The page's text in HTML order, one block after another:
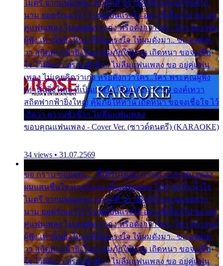
ไมตรี จากแฟนเพลง ทุกทุกที่ ปราณีหลั่งไหล ผมขอฝาก
นาม ยอดรักเอาไว้ โปรดเป็นแรงใจ อย่างนี้เรื่อยไป ขอ อยู่
คู่แฟนเพลง ไม่เคยคิดว่าเก่ง หรือดังกว่าใคร..ใคร พระคุณ
ผู้ฟัง เท่านั้นยิ่งใหญ่ ที่เป็นแรงใจ ให้ผมดังมา.. ขอ องค์เท
วา สถิตฟากฟ้ายิ่งใหญ่ คุ้มภัยให้ท่าน เถิดหนา ขอจงเชื่อ
ใจ ไว้เถิดว่า ตราบชั่วชีวา ไม่ลืมแฟนเพลง ขอ อยู่คู่แฟน
เพลง ไม่เคยคิดว่าเก่ง หรือดังกว่าใคร..ใคร พระคุณผู้ฟัง
เท่านั้นยิ่งใหญ่ ที่เป็นแรงใจ ให้ผมดังมา.. ขอ องค์เทวา
สถิตฟากฟ้ายิ่งใหญ่ คุ้มภัยให้ท่าน เถิดหนา ขอจงเชื่อใจ ไว้
เถิดว่า ตราบชั่วชีวา ไม่ลืมแฟนเพลง
ขอบคุณแฟนเพลง - Cover Ver. (ซาวด์ดนตรี) (KARAOKE)
34 views • 31.07.2569
ขอ กราบ ขอบคุณ.... ที่ได้รับไออุ่น การุณ จากแฟน เพลง
ผมแสนชื่นใจ หายวังเวง เมื่อแฟนเพลง ให้กำลังใจ น้ำใจ
ไมตรี จากแฟนเพลง ทุกทุกที่ ปราณีหลั่งไหล ผมขอฝาก
นาม ยอดรักเอาไว้ โปรดเป็นแรงใจ อย่างนี้เรื่อยไป ขอ อยู่
คู่แฟนเพลง ไม่เคยคิดว่าเก่ง หรือดังกว่าใคร..ใคร พระคุณ
ผู้ฟัง เท่านั้นยิ่งใหญ่ ที่เป็นแรงใจ ให้ผมดังมา.. ขอ องค์เท
วา สถิตฟากฟ้ายิ่งใหญ่ คุ้มภัยให้ท่าน เถิดหนา ขอจงเชื่อ
ใจ ไว้เถิดว่า ตราบชั่วชีวา ไม่ลืมแฟนเพลง ขอ อยู่คู่แฟน